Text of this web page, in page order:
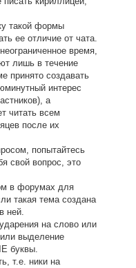
такой формы
ее отличие от чата.
время,
лишь в течение
принято создавать
интерес
а
читать всем
после их
попытайтесь
свой вопрос, это
в форумах для
такая тема создана
ней.
на слово или
выделение
буквы.
т.е. ники на